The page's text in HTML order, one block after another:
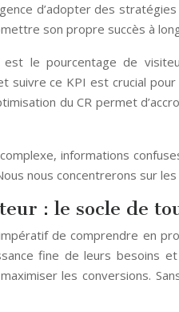
d’adopter des
son propre succès à
le pourcentage de
ce KPI est crucial
du CR permet
informations
nous concentrerons sur
: le socle de
de comprendre en
fine de leurs
les conversions.